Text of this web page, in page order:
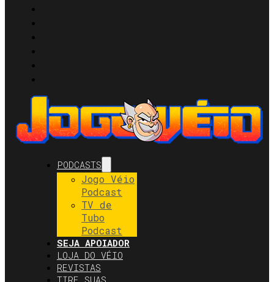
PODCASTS
Jogo Véio
Podcast
TV de
Tubo
Podcast
SEJA APOIADOR
LOJA DO VÉIO
REVISTAS
TIRE SUAS